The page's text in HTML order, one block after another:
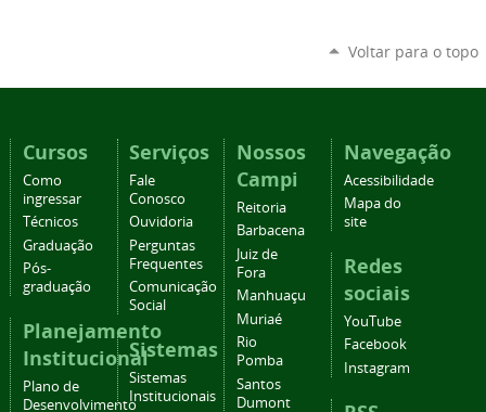
Voltar para o topo
Cursos
Como
ingressar
Técnicos
Graduação
Pós-
graduação
Planejamento
Institucional
Plano de
Desenvolvimento
Serviços
Fale
Conosco
Ouvidoria
Perguntas
Frequentes
Comunicação
Social
Sistemas
Sistemas
Institucionais
Nossos
Campi
Reitoria
Barbacena
Juiz de
Fora
Manhuaçu
Muriaé
Rio
Pomba
Santos
Dumont
Navegação
Acessibilidade
Mapa do
site
Redes
sociais
YouTube
Facebook
Instagram